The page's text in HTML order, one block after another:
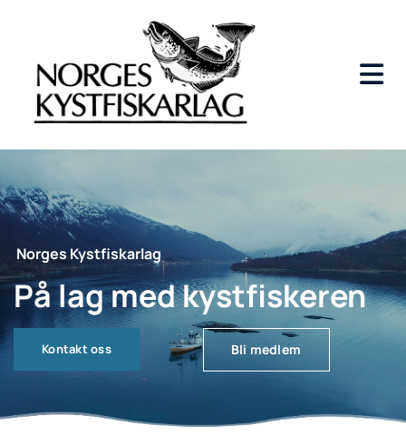
Norges Kystfiskarlag
På lag med kystfiskeren
Kontakt oss Bli medlem